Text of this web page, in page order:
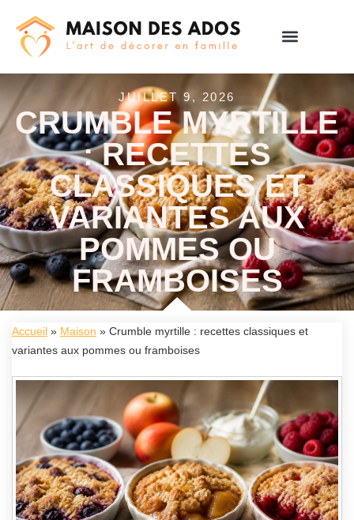
JUILLET 9, 2026
CRUMBLE MYRTILLE
: RECETTES
CLASSIQUES ET
VARIANTES AUX
POMMES OU
FRAMBOISES
Accueil » Maison » Crumble myrtille : recettes classiques et
variantes aux pommes ou framboises